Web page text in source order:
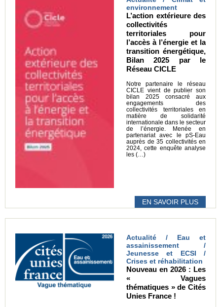
environnement
L’action extérieure des
collectivités
territoriales pour
l’accès à l’énergie et la
transition énergétique,
Bilan 2025 par le
Réseau CICLE
Notre partenaire le réseau
CICLE vient de publier son
bilan 2025 consacré aux
engagements des
collectivités territoriales en
matière de solidarité
internationale dans le secteur
de l’énergie. Menée en
partenariat avec le pS-Eau
auprès de 35 collectivités en
2024, cette enquête analyse
les (…)
EN SAVOIR PLUS
Actualité / Eau et
assainissement /
Jeunesse et ECSI /
Crises et réhabilitation
Nouveau en 2026 : Les
« Vagues
thématiques » de Cités
Unies France !